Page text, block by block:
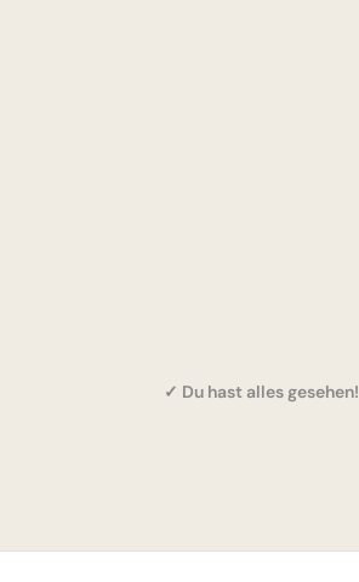
✓ Du hast alles gesehen!